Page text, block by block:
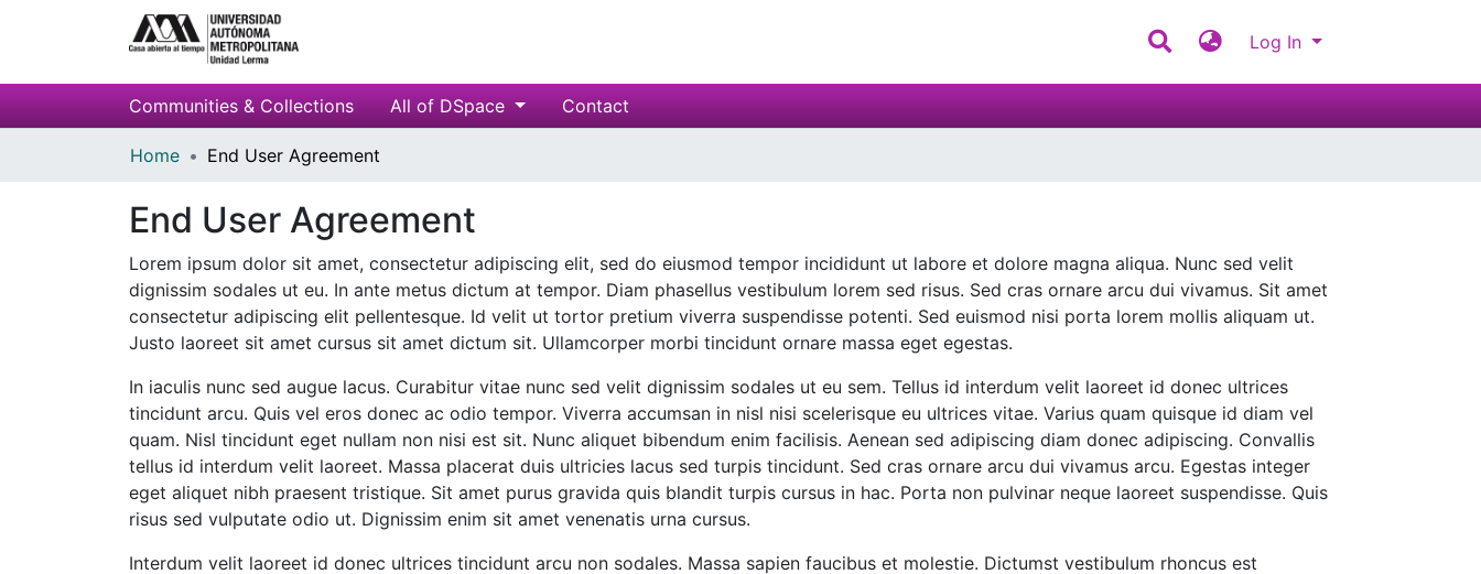
Log In
Communities & Collections All of DSpace Contact
Home End User Agreement
End User Agreement
Lorem ipsum dolor sit amet, consectetur adipiscing elit, sed do eiusmod tempor incididunt ut labore et dolore magna aliqua. Nunc sed velit
dignissim sodales ut eu. In ante metus dictum at tempor. Diam phasellus vestibulum lorem sed risus. Sed cras ornare arcu dui vivamus. Sit amet
consectetur adipiscing elit pellentesque. Id velit ut tortor pretium viverra suspendisse potenti. Sed euismod nisi porta lorem mollis aliquam ut.
Justo laoreet sit amet cursus sit amet dictum sit. Ullamcorper morbi tincidunt ornare massa eget egestas.
In iaculis nunc sed augue lacus. Curabitur vitae nunc sed velit dignissim sodales ut eu sem. Tellus id interdum velit laoreet id donec ultrices
tincidunt arcu. Quis vel eros donec ac odio tempor. Viverra accumsan in nisl nisi scelerisque eu ultrices vitae. Varius quam quisque id diam vel
quam. Nisl tincidunt eget nullam non nisi est sit. Nunc aliquet bibendum enim facilisis. Aenean sed adipiscing diam donec adipiscing. Convallis
tellus id interdum velit laoreet. Massa placerat duis ultricies lacus sed turpis tincidunt. Sed cras ornare arcu dui vivamus arcu. Egestas integer
eget aliquet nibh praesent tristique. Sit amet purus gravida quis blandit turpis cursus in hac. Porta non pulvinar neque laoreet suspendisse. Quis
risus sed vulputate odio ut. Dignissim enim sit amet venenatis urna cursus.
Interdum velit laoreet id donec ultrices tincidunt arcu non sodales. Massa sapien faucibus et molestie. Dictumst vestibulum rhoncus est